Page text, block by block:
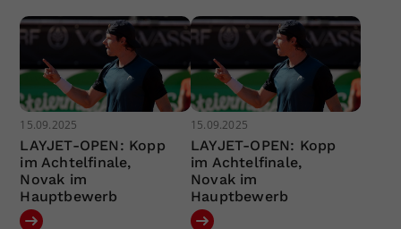
15.09.2025
LAYJET-OPEN: Kopp
im Achtelfinale,
Novak im
Hauptbewerb
15.09.2025
LAYJET-OPEN: Kopp
im Achtelfinale,
Novak im
Hauptbewerb